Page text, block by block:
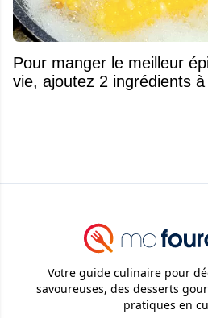
Pour manger le meilleur
vie, ajoutez 2 ingrédients
Votre guide culinaire pour
savoureuses, des desserts
pratiques en